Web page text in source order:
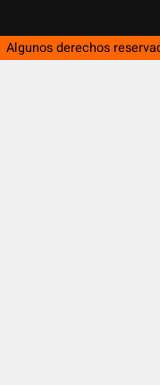
Algunos derechos